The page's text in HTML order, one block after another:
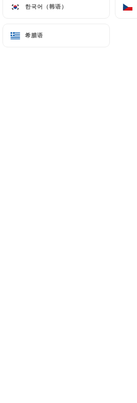
한국어（韩语）
希腊语
한국어（韩语）
希腊语